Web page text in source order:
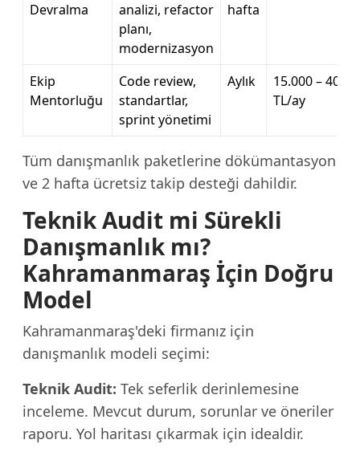
Devralma
analizi, refactor
planı,
modernizasyon
hafta
Ekip
Mentorluğu
Code review,
standartlar,
sprint yönetimi
Aylık
15.000 –
TL/ay
Tüm danışmanlık paketlerine dökümantasyon
ve 2 hafta ücretsiz takip desteği dahildir.
Teknik Audit mi Sürekli
Danışmanlık mı?
Kahramanmaraş İçin Doğru
Model
Kahramanmaraş'deki firmanız için
danışmanlık modeli seçimi:
Teknik Audit: Tek seferlik derinlemesine
inceleme. Mevcut durum, sorunlar ve öneriler
raporu. Yol haritası çıkarmak için idealdir.